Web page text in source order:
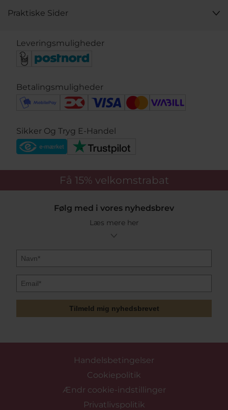
Praktiske Sider
Leveringsmuligheder
Betalingsmuligheder
Sikker Og Tryg E-Handel
Få 15% velkomstrabat
Følg med i vores nyhedsbrev
Læs mere her
Tilmeld mig nyhedsbrevet
Handelsbetingelser
Cookiepolitik
Ændr cookie-indstillinger
Privatlivspolitik